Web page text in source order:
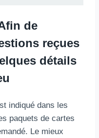
de
reçues
détails
indiqué dans les
paquets de cartes
Le mieux